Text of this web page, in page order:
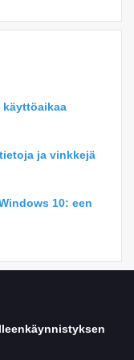
käyttöaikaa
ja vinkkejä
10: een